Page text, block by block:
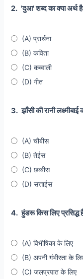
2. 'दुआ' शब्द का क्या अर्थ
(A) प्रार्थना
(B) कविता
(C) कव्वाली
(D) गीत
3. झाँसी की रानी
(A) चौबीस
(B) तेईस
(C) छब्बीस
(D) सत्ताईस
4. हुंडरू किस लिए प्रसिद्ध
(A) विभीषिका के लिए
(B) अपनी गंभीरता के
(C) जलप्रपात के लिए